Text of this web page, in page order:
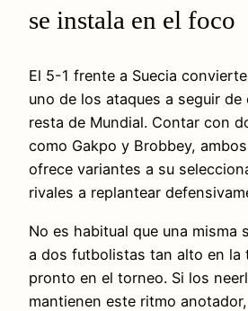
se instala en el foco
El 5-1 frente a Suecia
uno de los ataques a seguir de
resta de Mundial. Contar con
como Gakpo y Brobbey,
ofrece variantes a su
rivales a replantear
No es habitual que una misma
a dos futbolistas tan alto en la
pronto en el torneo. Si los
mantienen este ritmo